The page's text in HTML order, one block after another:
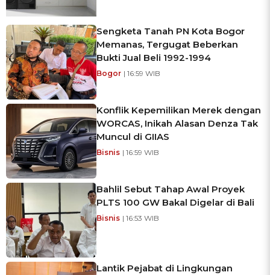
Sengketa Tanah PN Kota Bogor
Memanas, Tergugat Beberkan
Bukti Jual Beli 1992-1994
Bogor | 16:59 WIB
Konflik Kepemilikan Merek dengan
WORCAS, Inikah Alasan Denza Tak
Muncul di GIIAS
Bisnis | 16:59 WIB
Bahlil Sebut Tahap Awal Proyek
PLTS 100 GW Bakal Digelar di Bali
Bisnis | 16:53 WIB
Lantik Pejabat di Lingkungan